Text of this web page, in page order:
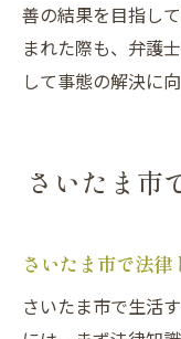
善の結果を目指し
まれた際も、弁護
して事態の解決に
さいたま市
さいたま市で法
さいたま市で生活